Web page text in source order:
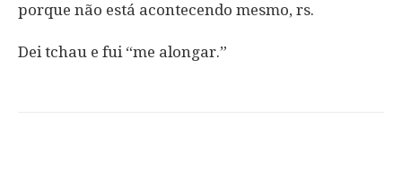
porque não está acontecendo mesmo, rs.
Dei tchau e fui “me alongar.”